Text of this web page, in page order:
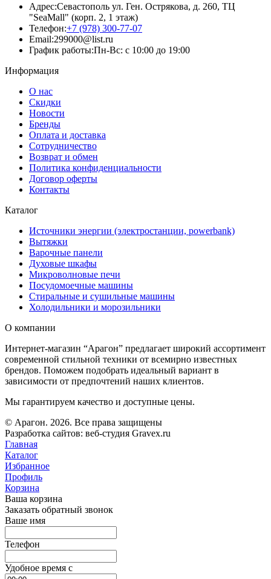
Адрес:Севастополь ул. Ген. Острякова, д. 260, ТЦ
"SeaMall" (корп. 2, 1 этаж)
Телефон:+7 (978) 300-77-07
Email:299000@list.ru
График работы:Пн-Вс: с 10:00 до 19:00
Информация
О нас
Скидки
Новости
Бренды
Оплата и доставка
Сотрудничество
Возврат и обмен
Политика конфиденциальности
Договор оферты
Контакты
Каталог
Источники энергии (электростанции, powerbank)
Вытяжки
Варочные панели
Духовые шкафы
Микроволновые печи
Посудомоечные машины
Стиральные и сушильные машины
Холодильники и морозильники
О компании
Интернет-магазин “Арагон” предлагает широкий ассортимент
современной стильной техники от всемирно известных
брендов. Поможем подобрать идеальный вариант в
зависимости от предпочтений наших клиентов.
Мы гарантируем качество и доступные цены.
© Арагон. 2026. Все права защищены
Разработка сайтов: веб-студия Gravex.ru
Главная
Каталог
Избранное
Профиль
Корзина
Ваша корзина
Заказать обратный звонок
Ваше имя
Телефон
Удобное время c